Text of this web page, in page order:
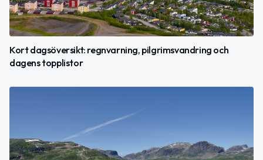
Kort dagsöversikt: regnvarning, pilgrimsvandring och
dagens topplistor